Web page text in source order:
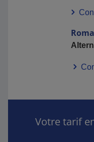
Votre tarif